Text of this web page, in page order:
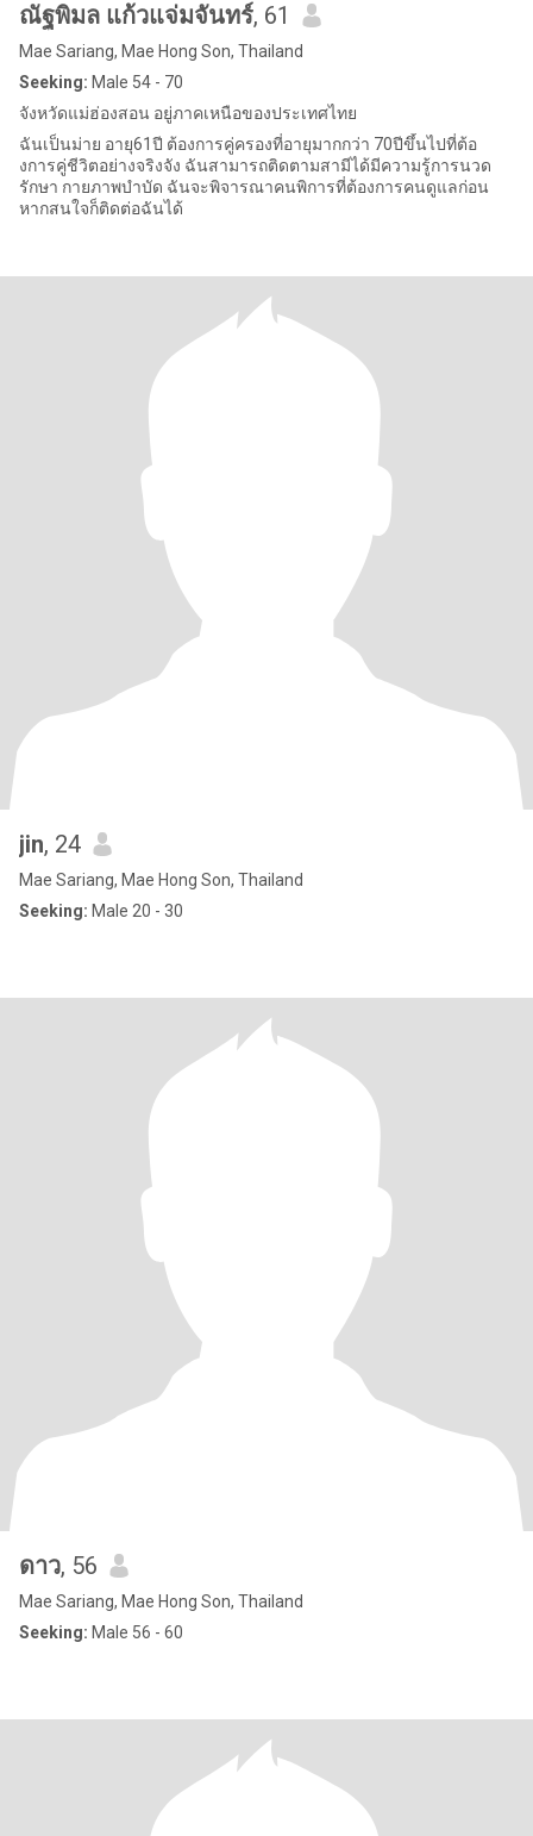
ณัฐพิมล แก้วแจ่มจันทร์, 61
Mae Sariang, Mae Hong Son, Thailand
Seeking: Male 54 - 70
จังหวัดแม่ฮ่องสอน อยู่ภาคเหนือของประเทศไทย
ฉันเป็นม่าย อายุ61ปี ต้องการคู่ครองที่อายุมากกว่า 70ปีขึ้นไปที่ต้อ
งการคู่ชีวิตอย่างจริงจัง ฉันสามารถติดตามสามีได้มีความรู้การนวด
รักษา กายภาพบำบัด ฉันจะพิจารณาคนพิการที่ต้องการคนดูแลก่อน
หากสนใจก็ติดต่อฉันได้
jin, 24
Mae Sariang, Mae Hong Son, Thailand
Seeking: Male 20 - 30
ดาว, 56
Mae Sariang, Mae Hong Son, Thailand
Seeking: Male 56 - 60